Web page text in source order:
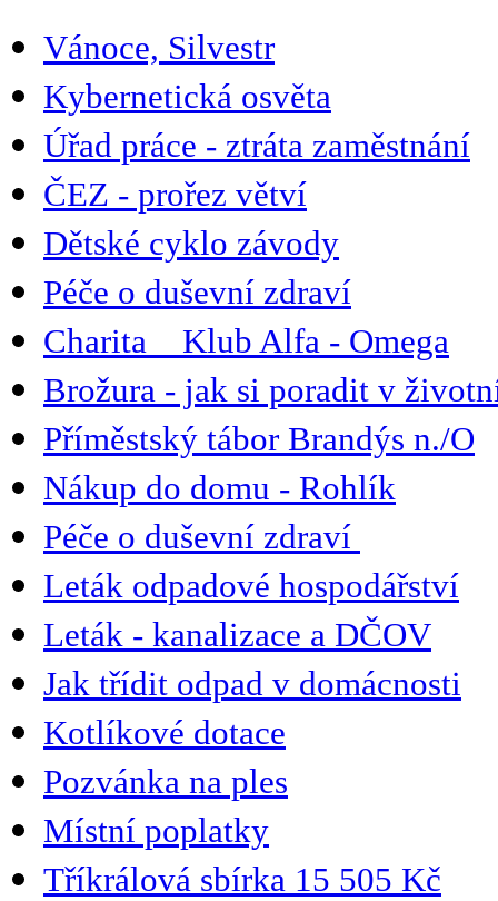
Vánoce, Silvestr
Kybernetická osvěta
Úřad práce - ztráta zaměstnání
ČEZ - prořez větví
Dětské cyklo závody
Péče o duševní zdraví
Charita _ Klub Alfa - Omega
Brožura - jak si poradit v
Příměstský tábor Brandýs n./O
Nákup do domu - Rohlík
Péče o duševní zdraví
Leták odpadové hospodářství
Leták - kanalizace a DČOV
Jak třídit odpad v domácnosti
Kotlíkové dotace
Pozvánka na ples
Místní poplatky
Tříkrálová sbírka 15 505 Kč